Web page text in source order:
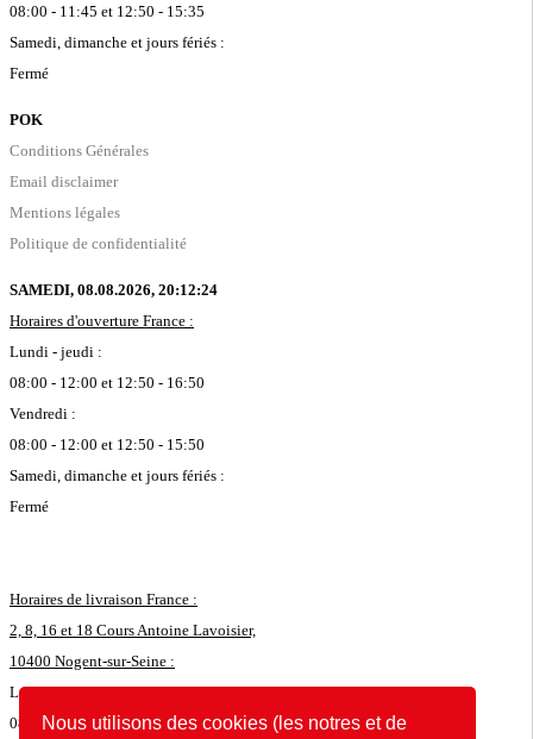
Nous utilisons des cookies (les notres et de
08:00 - 11:45 et 12:50 - 15:35
Samedi, dimanche et jours fériés :
Fermé
POK
Conditions Générales
Email disclaimer
Mentions légales
Politique de confidentialité
SAMEDI, 08.08.2026, 20:12:24
Horaires d'ouverture France :
Lundi - jeudi :
08:00 - 12:00 et 12:50 - 16:50
Vendredi :
08:00 - 12:00 et 12:50 - 15:50
Samedi, dimanche et jours fériés :
Fermé
Horaires de livraison France :
2, 8, 16 et 18 Cours Antoine Lavoisier,
10400 Nogent-sur-Seine :
Lundi - jeudi :
08:00 - 11:45 et 12:50 - 16:35